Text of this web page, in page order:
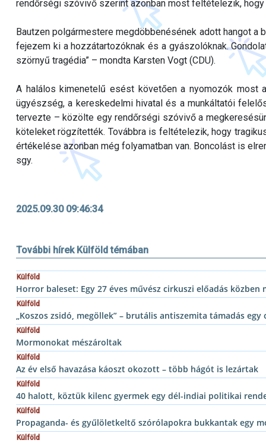
rendőrségi szóvivő szerint azonban most feltételezik, hogy
Bautzen polgármestere megdöbbenésének adott hangot
fejezem ki a hozzátartozóknak és a gyászolóknak.
szörnyű tragédia” – mondta Karsten Vogt (CDU).
A halálos kimenetelű esést követően a nyomozók most
ügyészség, a kereskedelmi hivatal és a munkáltatói
tervezte – közölte egy rendőrségi szóvivő a
köteleket rögzítették. Továbbra is feltételezik, hogy
értékelése azonban még folyamatban van. Boncolást is
sgy.
2025.09.30 09:46:34
További hírek Külföld témában
Külföld
Horror baleset: Egy 27 éves művész cirkuszi előadás közben
Külföld
„Koszos zsidó, megöllek” – brutális antiszemita támadás
Külföld
Mormonokat mészároltak
Külföld
Az év első havazása káoszt okozott – több hágót is lezártak
Külföld
40 halott, köztük kilenc gyermek egy dél-indiai politikai
Külföld
Propaganda- és gyűlöletkeltő szórólapokra bukkantak egy
Külföld